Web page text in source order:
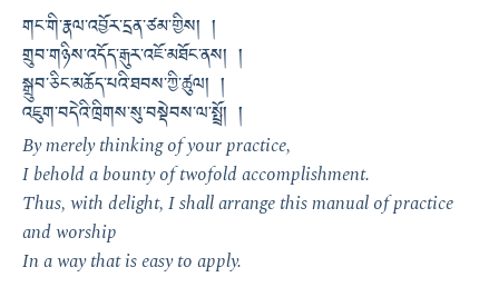
གང་གི་རྣལ་འབྱོར་དྲན་ཙམ་གྱིས། །
གྲུབ་གཉིས་འདོད་རྒུར་འཇོ་མཐོང་ནས། །
སྒྲུབ་ཅིང་མཆོད་པའི་ཐབས་ཀྱི་ཚུལ། །
འཇུག་བདེའི་ཁྲིགས་སུ་བསྡེབས་ལ་སྤྲོ། །
By merely thinking of your practice,
I behold a bounty of twofold accomplishment.
Thus, with delight, I shall arrange this manual of practice
and worship
In a way that is easy to apply.